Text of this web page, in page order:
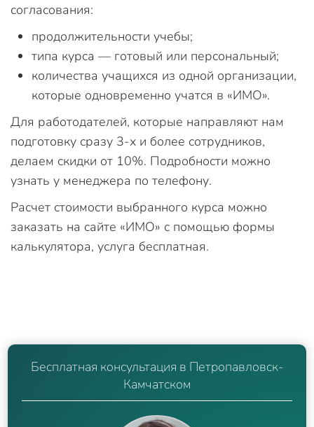
согласования:
продолжительности учебы;
типа курса — готовый или персональный;
количества учащихся из одной организации,
которые одновременно учатся в «ИМО».
Для работодателей, которые направляют нам
подготовку сразу 3-х и более сотрудников,
делаем скидки от 10%. Подробности можно
узнать у менеджера по телефону.
Расчет стоимости выбранного курса можно
заказать на сайте «ИМО» с помощью формы
калькулятора, услуга бесплатная.
Бесплатная консультация в Петропавловск-
Камчатском